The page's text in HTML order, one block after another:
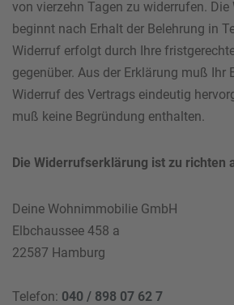
Ihre E-Mail-Adresse*
Bitte beachten Sie unsere
von vierzehn Tagen zu widerrufen.
beginnt nach Erhalt der Belehrung in
Widerruf erfolgt durch Ihre
gegenüber. Aus der Erklärung muß Ihr
Widerruf des Vertrags eindeutig
muß keine Begründung enthalten.
Die Widerrufserklärung ist zu richten
Deine Wohnimmobilie GmbH
Elbchaussee 458 a
22587 Hamburg
Telefon: 040 / 898 07 62 7